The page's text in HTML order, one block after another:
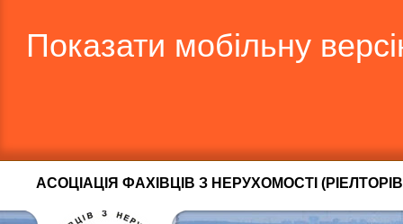
Показати мобільну
АСОЦІАЦІЯ ФАХІВЦІВ З НЕРУХОМОСТІ